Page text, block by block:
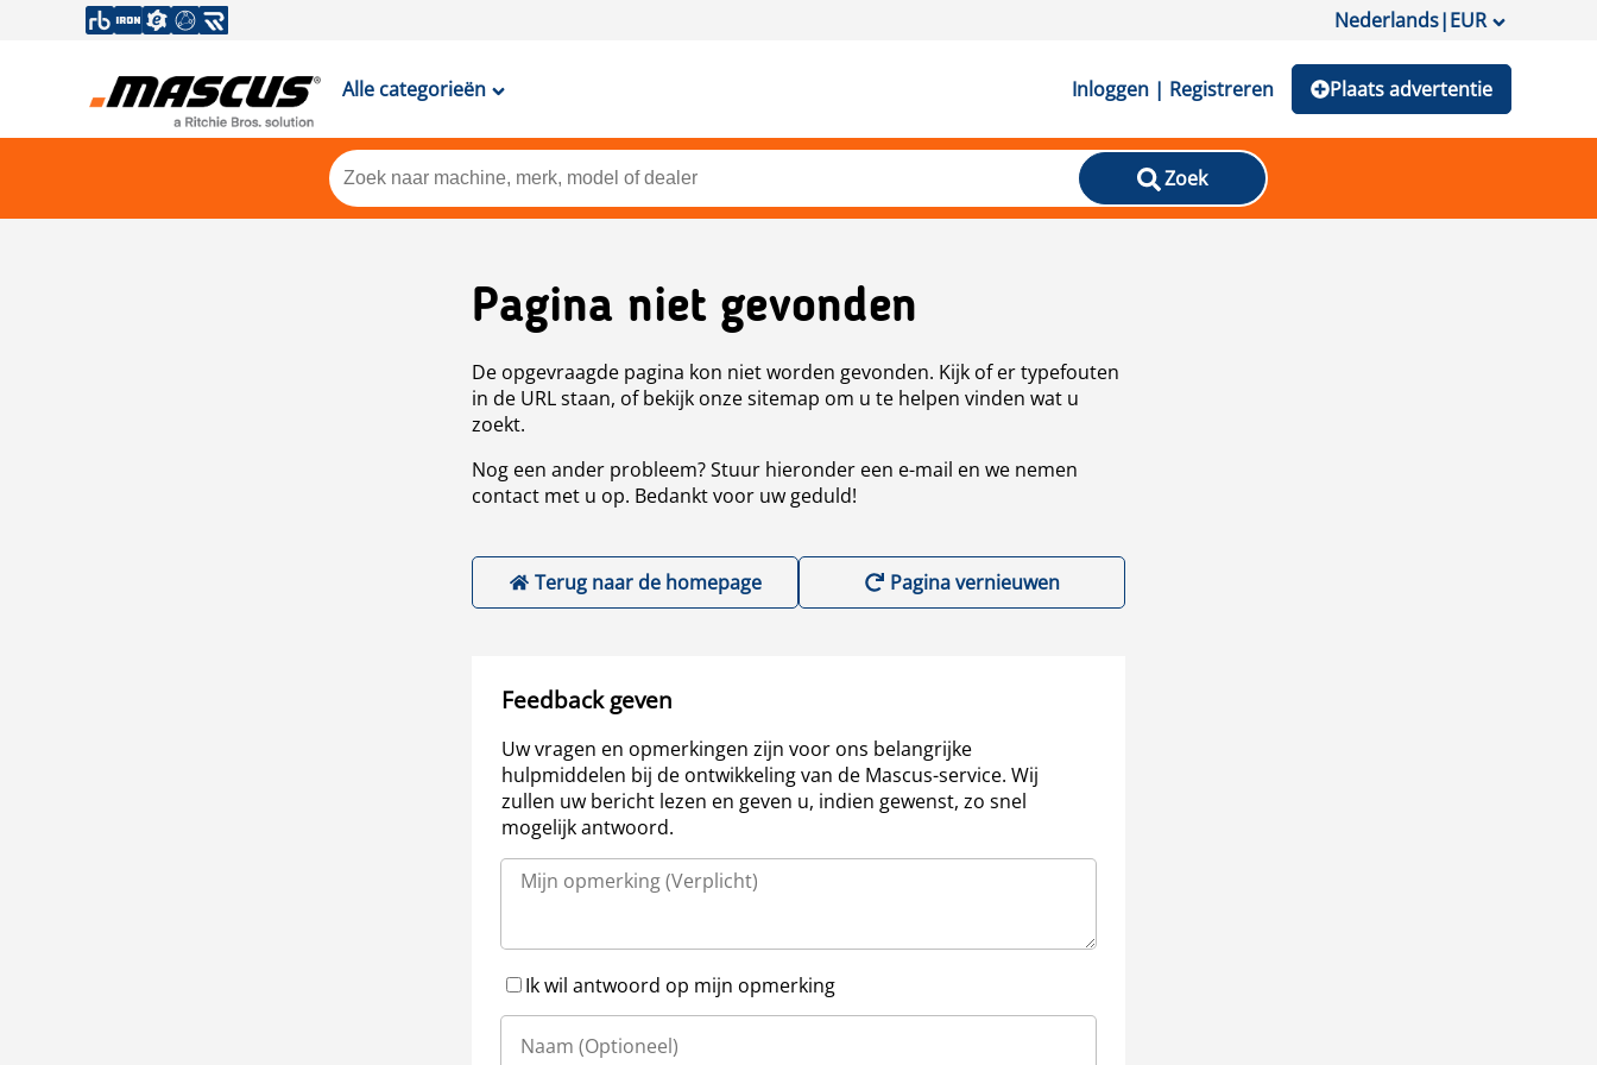
Nederlands|EUR
Alle categorieën Inloggen | Registreren Plaats advertentie
Zoek
Pagina niet gevonden
De opgevraagde pagina kon niet worden gevonden. Kijk of er typefouten
in de URL staan, of bekijk onze sitemap om u te helpen vinden wat u
zoekt.
Nog een ander probleem? Stuur hieronder een e-mail en we nemen
contact met u op. Bedankt voor uw geduld!
Terug naar de homepage Pagina vernieuwen
Feedback geven
Uw vragen en opmerkingen zijn voor ons belangrijke
hulpmiddelen bij de ontwikkeling van de Mascus-service. Wij
zullen uw bericht lezen en geven u, indien gewenst, zo snel
mogelijk antwoord.
Ik wil antwoord op mijn opmerking